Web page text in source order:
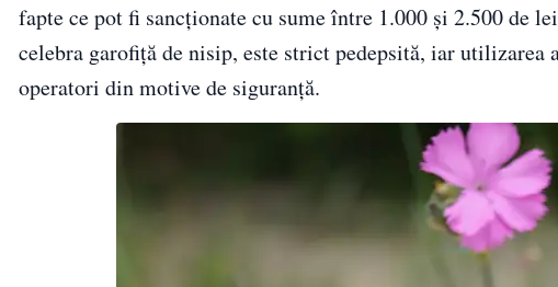
fapte ce pot fi sancționate cu sume între 1.000 și 2.500 de
celebra garofiță de nisip, este strict pedepsită, iar
operatori din motive de siguranță.